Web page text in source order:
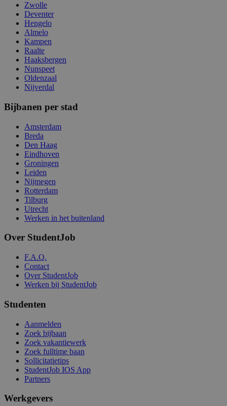
Zwolle
Deventer
Hengelo
Almelo
Kampen
Raalte
Haaksbergen
Nunspeet
Oldenzaal
Nijverdal
Bijbanen per stad
Amsterdam
Breda
Den Haag
Eindhoven
Groningen
Leiden
Nijmegen
Rotterdam
Tilburg
Utrecht
Werken in het buitenland
Over StudentJob
F.A.Q.
Contact
Over StudentJob
Werken bij StudentJob
Studenten
Aanmelden
Zoek bijbaan
Zoek vakantiewerk
Zoek fulltime baan
Sollicitatietips
StudentJob IOS App
Partners
Werkgevers